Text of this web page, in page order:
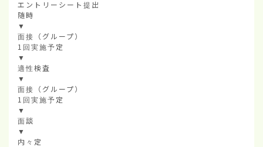
エントリーシート提出
随時
▼
面接（グループ）
1回実施予定
▼
適性検査
▼
面接（グループ）
1回実施予定
▼
面談
▼
内々定